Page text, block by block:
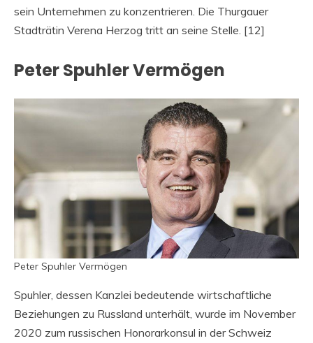
sein Unternehmen zu konzentrieren. Die Thurgauer
Stadträtin Verena Herzog tritt an seine Stelle. [12]
Peter Spuhler Vermögen
Peter Spuhler Vermögen
Spuhler, dessen Kanzlei bedeutende wirtschaftliche
Beziehungen zu Russland unterhält, wurde im November
2020 zum russischen Honorarkonsul in der Schweiz